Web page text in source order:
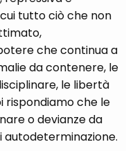
tutto ciò che non
che continua a
da contenere, le
le libertà
rispondiamo che le
o devianze da
autodeterminazione.